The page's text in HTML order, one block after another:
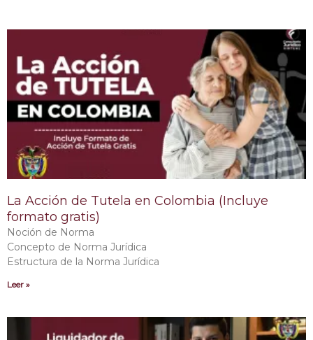
La Acción de Tutela en Colombia (Incluye
formato gratis)
Noción de Norma
Concepto de Norma Jurídica
Estructura de la Norma Jurídica
Leer »